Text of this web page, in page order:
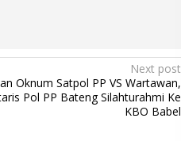
Next post
Oknum Satpol PP VS Wartawan,
Pol PP Bateng Silahturahmi Ke
KBO Babel